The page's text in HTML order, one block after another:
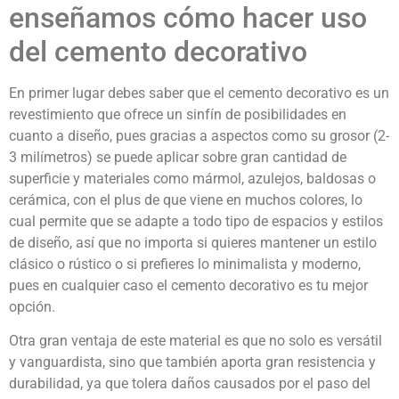
enseñamos cómo hacer uso
del cemento decorativo
En primer lugar debes saber que el cemento decorativo es un
revestimiento que ofrece un sinfín de posibilidades en
cuanto a diseño, pues gracias a aspectos como su grosor (2-
3 milímetros) se puede aplicar sobre gran cantidad de
superficie y materiales como mármol, azulejos, baldosas o
cerámica, con el plus de que viene en muchos colores, lo
cual permite que se adapte a todo tipo de espacios y estilos
de diseño, así que no importa si quieres mantener un estilo
clásico o rústico o si prefieres lo minimalista y moderno,
pues en cualquier caso el cemento decorativo es tu mejor
opción.
Otra gran ventaja de este material es que no solo es versátil
y vanguardista, sino que también aporta gran resistencia y
durabilidad, ya que tolera daños causados por el paso del